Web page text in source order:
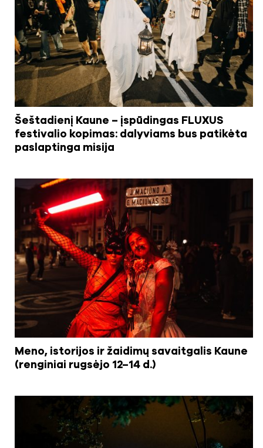
Šeštadienį Kaune – įspūdingas FLUXUS
festivalio kopimas: dalyviams bus patikėta
paslaptinga misija
Meno, istorijos ir žaidimų savaitgalis Kaune
(renginiai rugsėjo 12–14 d.)